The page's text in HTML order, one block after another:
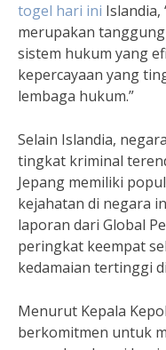
togel hari ini Islandia,
merupakan
sistem hukum yang
kepercayaan yang
lembaga hukum.”
Selain Islandia,
tingkat kriminal
Jepang memiliki
kejahatan di negara
laporan dari Global
peringkat keempat
kedamaian tertinggi
Menurut Kepala
berkomitmen untuk